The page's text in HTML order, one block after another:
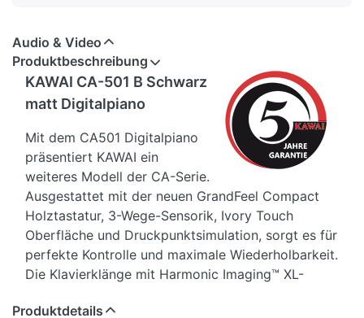
Audio & Video
Produktbeschreibung
KAWAI CA-501 B Schwarz
matt Digitalpiano
Mit dem CA501 Digitalpiano
präsentiert KAWAI ein
weiteres Modell der CA-Serie.
Ausgestattet mit der neuen GrandFeel Compact
Holztastatur, 3-Wege-Sensorik, Ivory Touch
Oberfläche und Druckpunktsimulation, sorgt es für
perfekte Kontrolle und maximale Wiederholbarkeit.
Die Klavierklänge mit Harmonic Imaging™ XL-
das sehr ausgewogene Lautsprechersystem
Produktdetails